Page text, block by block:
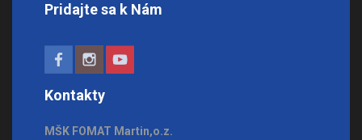
Pridajte sa k Nám
Kontakty
MŠK FOMAT Martin,o.z.